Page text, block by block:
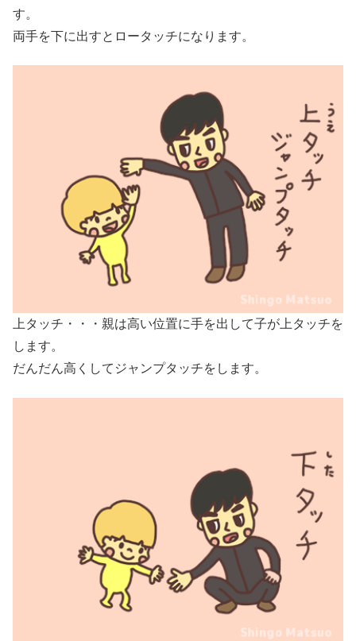
す。
両手を下に出すとロータッチになります。
上タッチ・・・親は高い位置に手を出して子が上タッチを
します。
だんだん高くしてジャンプタッチをします。